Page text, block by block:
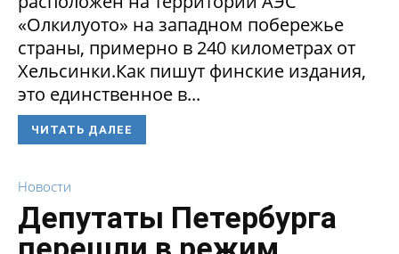
«Олкилуото» на западном побережье
страны, примерно в 240 километрах от
Хельсинки.Как пишут финские издания,
это единственное в...
ЧИТАТЬ ДАЛЕЕ
Новости
Депутаты Петербурга